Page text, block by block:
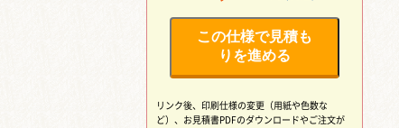
この仕様で見積も
りを進める
リンク後、印刷仕様の変更（用紙や色数な
ど）、 お見積書PDFのダウンロードやご注文が